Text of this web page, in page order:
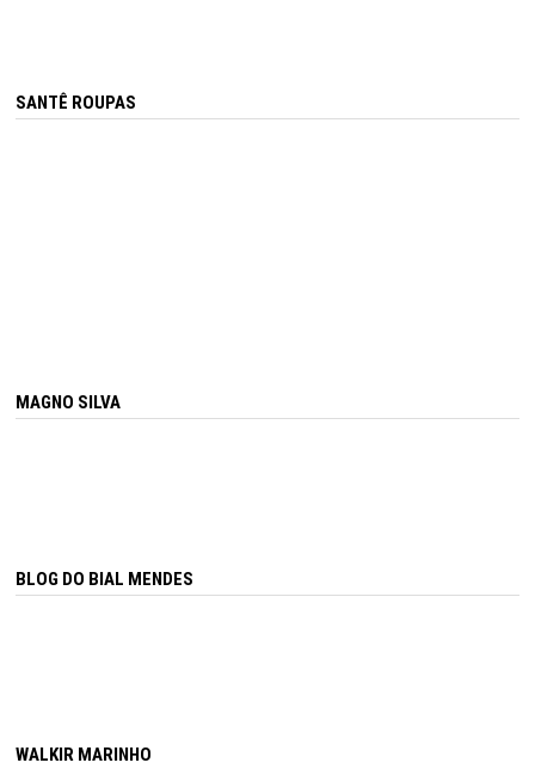
SANTÊ ROUPAS
MAGNO SILVA
BLOG DO BIAL MENDES
WALKIR MARINHO